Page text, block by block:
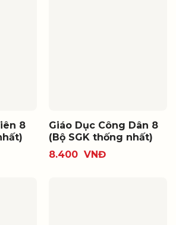
8
Giáo Dục Công Dân 8
(Bộ SGK thống nhất)
8.400 VNĐ